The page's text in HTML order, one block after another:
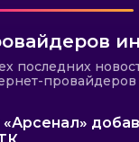
последних
провайдеров